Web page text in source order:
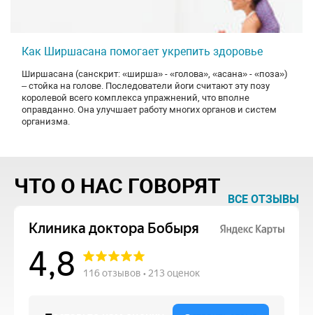
Как Ширшасана помогает укрепить здоровье
Ширшасана (санскрит: «ширша» - «голова», «асана» - «поза»)
– стойка на голове. Последователи йоги считают эту позу
королевой всего комплекса упражнений, что вполне
оправданно. Она улучшает работу многих органов и систем
организма.
ЧТО О НАС ГОВОРЯТ
ВСЕ ОТЗЫВЫ